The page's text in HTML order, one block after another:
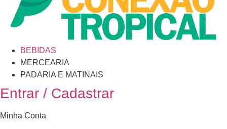
BEBIDAS
MERCEARIA
PADARIA E MATINAIS
Entrar / Cadastrar
Minha Conta